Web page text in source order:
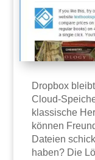
Dropbox
Cloud-
klassische
können
Dateien
haben? Die